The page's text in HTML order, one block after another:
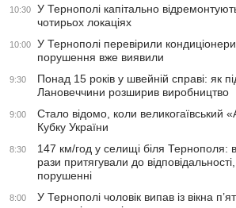
10:30
У Тернополі капітально
чотирьох локаціях
10:00
У Тернополі перевірили
порушення вже виявили
9:30
Понад 15 років у швейній справі: як
Лановеччини розширив виробництво
9:00
Стало відомо, коли великогаївський
Кубку України
8:30
147 км/год у селищі біля Тернополя:
рази притягували до
порушенні
8:00
У Тернополі чоловік випав із вікна